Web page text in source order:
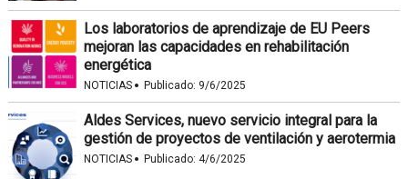
Los laboratorios de aprendizaje de EU Peers
mejoran las capacidades en rehabilitación
energética
NOTICIAS · Publicado: 9/6/2025
Aldes Services, nuevo servicio integral para la
gestión de proyectos de ventilación y aerotermia
NOTICIAS · Publicado: 4/6/2025